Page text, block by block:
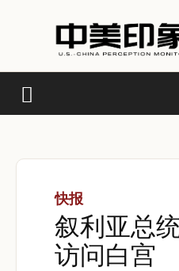
快报
叙利亚总
访问白宫